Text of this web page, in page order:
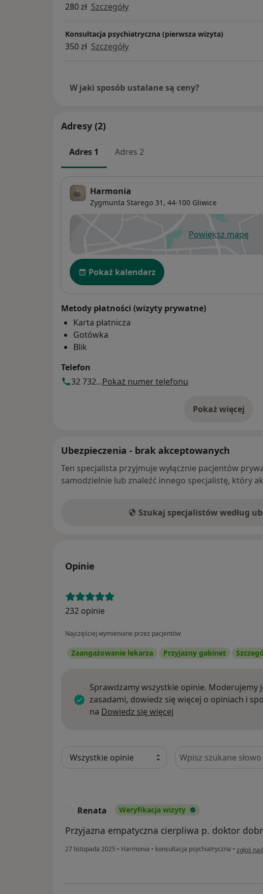
280 zł Szczegóły
Konsultacja psychiatryczna (pierwsza wizyta)
350 zł Szczegóły
W jaki sposób ustalane są ceny?
Adresy (2)
Adres 1 Adres 2
Harmonia
Zygmunta Starego 31, 44-100 Gliwice
Powiększ mapę
otwiera się
Dostępność
Pokaż kalendarz
Metody płatności (wizyty prywatne)
Karta płatnicza
Gotówka
Blik
Telefon
32 732...Pokaż numer telefonu
Pokaż więcej
o adresie
Ubezpieczenia - brak akceptowanych
Ten specjalista przyjmuje wyłącznie pacjentów
samodzielnie lub znaleźć innego specjalistę, który
Szukaj specjalistów według
Opinie
232 opinie
Najczęściej wymieniane przez pacjentów
Zaangażowanie lekarza Przyjazny gabinet
Sprawdzamy wszystkie opinie. Moderujemy
zasadami, dowiedz się więcej o opiniach i
na Dowiedz się więcej
Szukaj w opiniach
Renata Weryfikacja wizyty
Przyjazna empatyczna cierpliwa p. doktor
27 listopada 2025 • Harmonia • konsultacja psychiatryczna • w opinii
zgłoś